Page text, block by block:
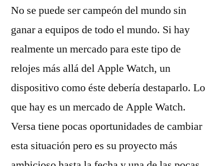
No se puede ser campeón del mundo sin
ganar a equipos de todo el mundo. Si hay
realmente un mercado para este tipo de
relojes más allá del Apple Watch, un
dispositivo como éste debería destaparlo. Lo
que hay es un mercado de Apple Watch.
Versa tiene pocas oportunidades de cambiar
esta situación pero es su proyecto más